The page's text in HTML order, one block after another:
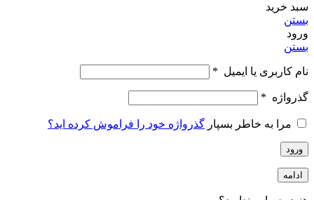
سبد خرید
بستن
ورود
بستن
نام کاربری یا ایمیل *
گذرواژه *
مرا به خاطر بسپار گذرواژه خود را فراموش کرده اید؟
ورود
ادامه